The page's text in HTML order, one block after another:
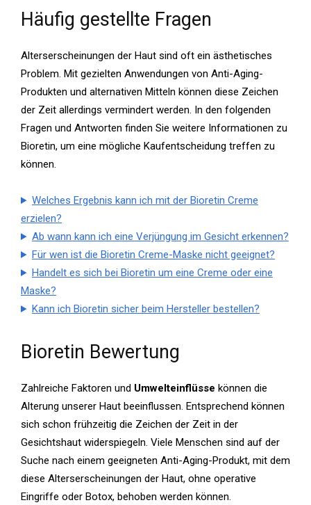
Häufig gestellte Fragen
Alterserscheinungen der Haut sind oft ein ästhetisches
Problem. Mit gezielten Anwendungen von Anti-Aging-
Produkten und alternativen Mitteln können diese Zeichen
der Zeit allerdings vermindert werden. In den folgenden
Fragen und Antworten finden Sie weitere Informationen zu
Bioretin, um eine mögliche Kaufentscheidung treffen zu
können.
Welches Ergebnis kann ich mit der Bioretin Creme
erzielen?
Ab wann kann ich eine Verjüngung im Gesicht erkennen?
Für wen ist die Bioretin Creme-Maske nicht geeignet?
Handelt es sich bei Bioretin um eine Creme oder eine
Maske?
Kann ich Bioretin sicher beim Hersteller bestellen?
Bioretin Bewertung
Zahlreiche Faktoren und Umwelteinflüsse können die
Alterung unserer Haut beeinflussen. Entsprechend können
sich schon frühzeitig die Zeichen der Zeit in der
Gesichtshaut widerspiegeln. Viele Menschen sind auf der
Suche nach einem geeigneten Anti-Aging-Produkt, mit dem
diese Alterserscheinungen der Haut, ohne operative
Eingriffe oder Botox, behoben werden können.